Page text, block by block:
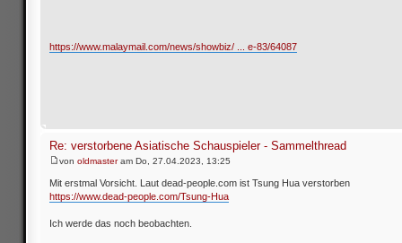
https://www.malaymail.com/news/showbiz/ ... e-83/64087
Re: verstorbene Asiatische Schauspieler - Sammelthread
von oldmasteram Do, 27.04.2023, 13:25
Mit erstmal Vorsicht. Laut dead-people.com ist Tsung Hua verstorben
https://www.dead-people.com/Tsung-Hua
Ich werde das noch beobachten.